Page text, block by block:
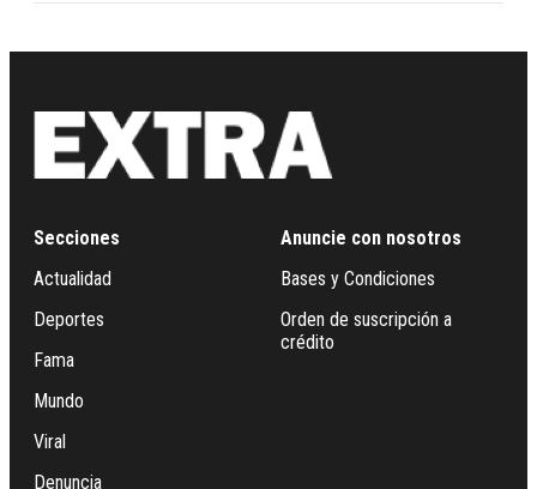
Secciones
Actualidad
Deportes
Fama
Mundo
Viral
Denuncia
Anuncie con nosotros
Bases y Condiciones
Orden de suscripción a
crédito